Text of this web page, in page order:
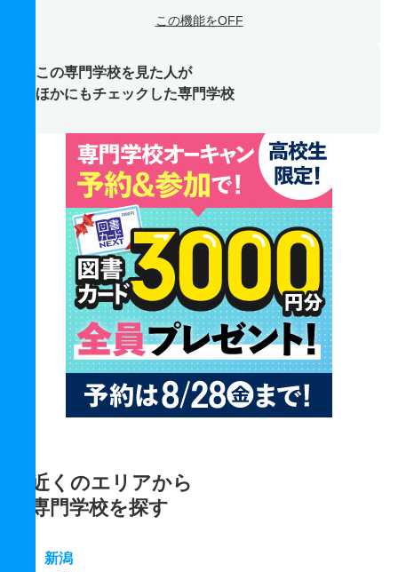
この機能をOFF
この専門学校を見た人が
ほかにもチェックした専門学校
近くのエリアから
専門学校を探す
新潟